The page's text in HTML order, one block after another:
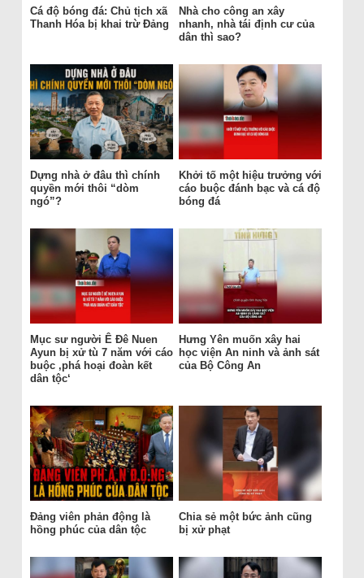
Cá độ bóng đá: Chủ tịch xã
Thanh Hóa bị khai trừ Đảng
Nhà cho công an xây
nhanh, nhà tái định cư của
dân thì sao?
Dựng nhà ở đâu thì chính
quyền mới thôi “dòm
ngó”?
Khởi tố một hiệu trưởng với
cáo buộc đánh bạc và cá độ
bóng đá
Mục sư người Ê Đê Nuen
Ayun bị xử tù 7 năm với cáo
buộc ‚phá hoại đoàn kết
dân tộc‘
Hưng Yên muốn xây hai
học viện An ninh và ảnh sát
của Bộ Công An
Đảng viên phản động là
hồng phúc của dân tộc
Chia sẻ một bức ảnh cũng
bị xử phạt